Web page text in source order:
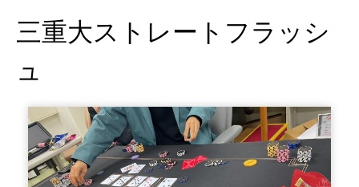
三重大ストレートフラッシ
ュ